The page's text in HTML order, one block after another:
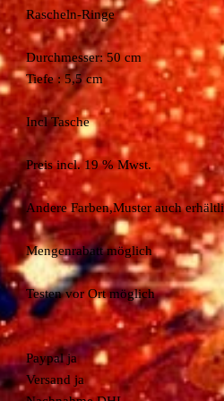
Rascheln-Ringe
Durchmesser: 50 cm
Tiefe : 5,5 cm
Incl Tasche
Preis incl. 19 % Mwst.
Andere Farben,Muster auch
Mengenrabatt möglich
Testen vor Ort möglich
Paypal ja
Versand ja